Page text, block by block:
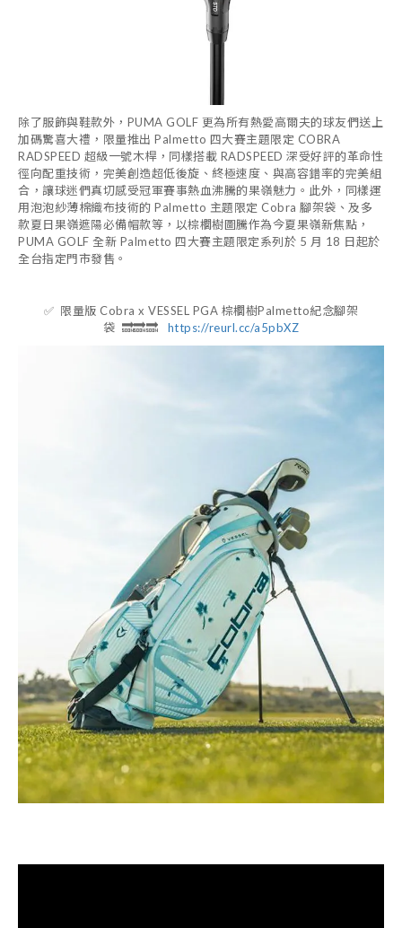
除了服飾與鞋款外，PUMA GOLF 更為所有熱愛高爾夫的球友們送上
加碼驚喜大禮，限量推出 Palmetto 四大賽主題限定 COBRA
RADSPEED 超級一號木桿，同樣搭載 RADSPEED 深受好評的革命性
徑向配重技術，完美創造超低後旋、終極速度、與高容錯率的完美組
合，讓球迷們真切感受冠軍賽事熱血沸騰的果嶺魅力。此外，同樣運
用泡泡紗薄棉織布技術的 Palmetto 主題限定 Cobra 腳架袋、及多
款夏日果嶺遮陽必備帽款等，以棕櫚樹圖騰作為今夏果嶺新焦點，
PUMA GOLF 全新 Palmetto 四大賽主題限定系列於 5 月 18 日起於
全台指定門市發售。
✅ 限量版 Cobra x VESSEL PGA 棕櫚樹Palmetto紀念腳架
袋 🔜🔜🔜 https://reurl.cc/a5pbXZ